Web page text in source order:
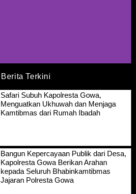
Berita Terkini
Safari Subuh Kapolresta Gowa,
Menguatkan Ukhuwah dan Menjaga
Kamtibmas dari Rumah Ibadah
Bangun Kepercayaan Publik dari Desa,
Kapolresta Gowa Berikan Arahan
kepada Seluruh Bhabinkamtibmas
Jajaran Polresta Gowa